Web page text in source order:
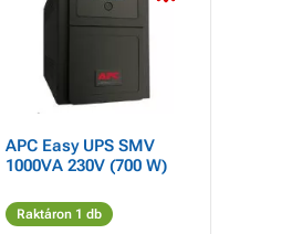
APC Easy UPS SMV
1000VA 230V (700 W)
Raktáron 1 db